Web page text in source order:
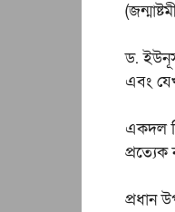
ড.
এবং
একদল
প্রত্যেক
প্রধান